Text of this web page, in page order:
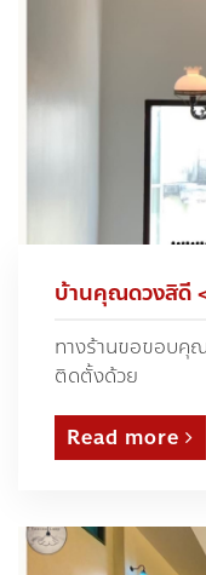
บ้านคุณดวงสิดี
ทางร้านขอขอบคุณ
ติดตั้งด้วย
Read more